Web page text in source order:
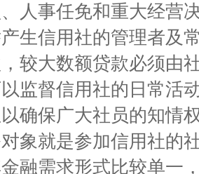
人事任免和重大经营
生信用社的管理者及
较大数额贷款必须由
监督信用社的日常活
确保广大社员的知情
象就是参加信用社的
融需求形式比较单一